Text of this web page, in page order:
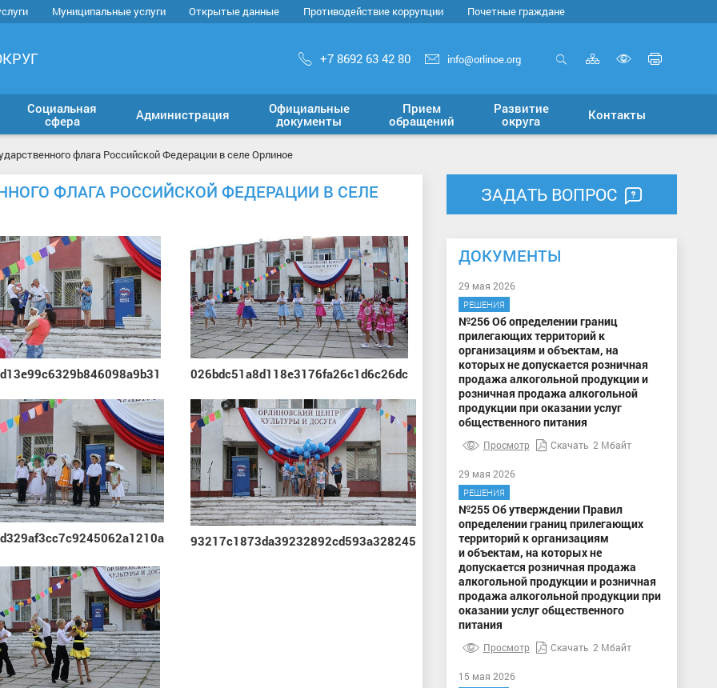
Муниципальные услуги Открытые данные Противодействие коррупции Почетные граждане
+7 8692 63 42 80 info@orlinoe.org Карта
сайта
версию
для
Социальная
сфера
Администрация
Официальные
документы
Прием
обращений
Развитие
округа
Контакты
флага Российской Федерации в селе Орлиное
ФЛАГА РОССИЙСКОЙ ФЕДЕРАЦИИ В СЕЛЕ
026bdc51a8d118e3176fa26c1d6c26dc
93217c1873da39232892cd593a328245
ЗАДАТЬ ВОПРОС
ДОКУМЕНТЫ
29 мая 2026
РЕШЕНИЯ
№256 Об определении границ
прилегающих территорий к
организациям и объектам, на
которых не допускается розничная
продажа алкогольной продукции и
розничная продажа алкогольной
продукции при оказании услуг
общественного питания
Просмотр Скачать 2 Мбайт
29 мая 2026
РЕШЕНИЯ
№255 Об утверждении Правил
определении границ прилегающих
территорий к организациям
и объектам, на которых не
допускается розничная продажа
алкогольной продукции и розничная
продажа алкогольной продукции при
оказании услуг общественного
питания
Просмотр Скачать 2 Мбайт
15 мая 2026